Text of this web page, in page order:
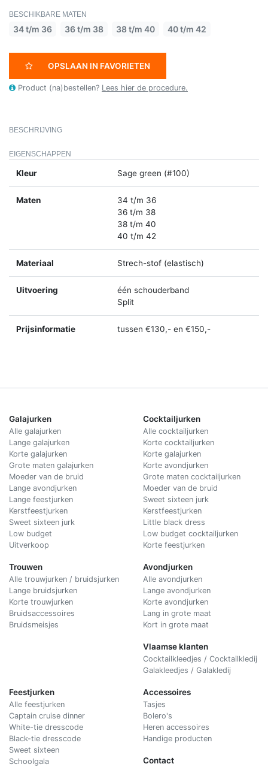
BESCHIKBARE MATEN
34 t/m 36 36 t/m 38 38 t/m 40 40 t/m 42
OPSLAAN IN FAVORIETEN
Product (na)bestellen? Lees hier de procedure.
BESCHRIJVING
EIGENSCHAPPEN
Kleur Sage green (#100)
Maten
34 t/m 36
36 t/m 38
38 t/m 40
40 t/m 42
Materiaal Strech-stof (elastisch)
Uitvoering
één schouderband
Split
Prijsinformatie tussen €130,- en €150,-
Galajurken
Alle galajurken
Lange galajurken
Korte galajurken
Grote maten galajurken
Moeder van de bruid
Lange avondjurken
Lange feestjurken
Kerstfeestjurken
Sweet sixteen jurk
Low budget
Uitverkoop
Trouwen
Alle trouwjurken / bruidsjurken
Lange bruidsjurken
Korte trouwjurken
Bruidsaccessoires
Bruidsmeisjes
Cocktailjurken
Alle cocktailjurken
Korte cocktailjurken
Korte galajurken
Korte avondjurken
Grote maten cocktailjurken
Moeder van de bruid
Sweet sixteen jurk
Kerstfeestjurken
Little black dress
Low budget cocktailjurken
Korte feestjurken
Avondjurken
Alle avondjurken
Lange avondjurken
Korte avondjurken
Lang in grote maat
Kort in grote maat
Vlaamse klanten
Cocktailkleedjes / Cocktailkledij
Galakleedjes / Galakledij
Feestjurken
Alle feestjurken
Captain cruise dinner
White-tie dresscode
Black-tie dresscode
Sweet sixteen
Schoolgala
Accessoires
Tasjes
Bolero's
Heren accessoires
Handige producten
Contact